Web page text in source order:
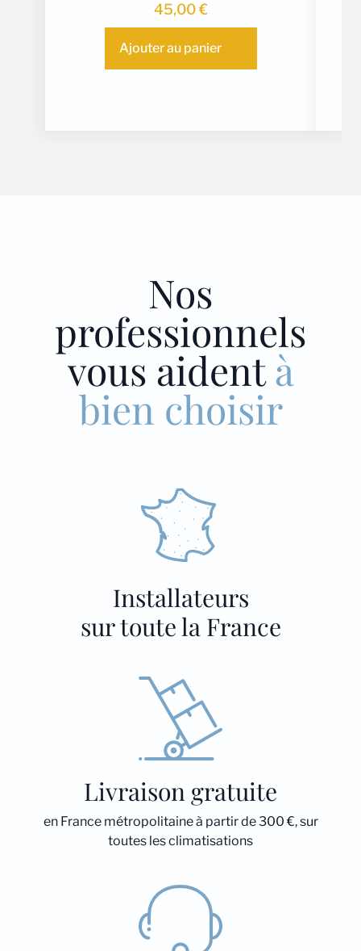
45,00€
Ajouter au panier
Nos
professionnels
vous aidentà
bien choisir
Installateurs
sur toute la France
Livraison gratuite
en France métropolitaine à partir de 300 €, sur
toutes les climatisations